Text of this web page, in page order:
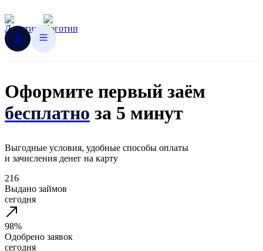
Оформите первый заём
бесплатно за 5 минут
Выгодные условия, удобные способы оплаты
и зачисления денег на карту
216
Выдано займов
сегодня
98%
Одобрено заявок
сегодня